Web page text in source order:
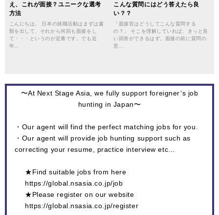
え、これが面接？ユニークな選考
方法
こんにちは。 日本の就職活動はまずは書
類を出して、それから何回も面接をし
て・・・というのが定番です。でも近
年…
こんな質問にはどう答えたら良
い？？
「面接官はどうしてこんな質問する
の？」 そこを理解していれば、きっと良
い回答ができるはず。面接の前に質問の
意…
〜At Next Stage Asia, we fully support foreigner’s job
hunting in Japan〜
・Our agent will find the perfect matching jobs for you.
・Our agent will provide job hunting support such as
correcting your resume, practice interview etc…
★Find suitable jobs from here
https://global.nsasia.co.jp/job
★Please register on our website
https://global.nsasia.co.jp/register